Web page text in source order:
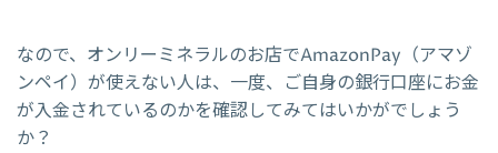
なので、オンリーミネラルのお店でAmazonPay（アマゾ
ンペイ）が使えない人は、一度、ご自身の銀行口座にお金
が入金されているのかを確認してみてはいかがでしょう
か？